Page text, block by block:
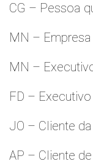
CG – Pessoa
MN –
MN –
FD –
JO – Cliente
AP – Cliente